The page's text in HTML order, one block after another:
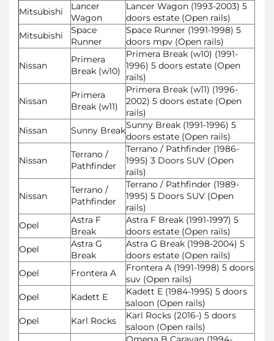
Mitsubishi
Lancer
Wagon
Lancer Wagon (1993-2003) 5
doors estate (Open rails)
Mitsubishi
Space
Runner
Space Runner (1991-1998) 5
doors mpv (Open rails)
Nissan
Primera
Break (w10)
Primera Break (w10) (1991-
1996) 5 doors estate (Open
rails)
Nissan
Primera
Break (w11)
Primera Break (w11) (1996-
2002) 5 doors estate (Open
rails)
Nissan
Sunny BreakSunny Break (1991-1996) 5
doors estate (Open rails)
Nissan
Terrano /
Pathfinder
Terrano / Pathfinder (1986-
1995) 3 Doors SUV (Open
rails)
Nissan
Terrano /
Pathfinder
Terrano / Pathfinder (1989-
1995) 5 Doors SUV (Open
rails)
Opel
Astra F
Break
Astra F Break (1991-1997) 5
doors estate (Open rails)
Opel
Astra G
Break
Astra G Break (1998-2004) 5
doors estate (Open rails)
Opel
Frontera A
Frontera A (1991-1998) 5 doors
suv (Open rails)
Opel
Kadett E
Kadett E (1984-1995) 5 doors
saloon (Open rails)
Opel
Karl Rocks
Karl Rocks (2016-) 5 doors
saloon (Open rails)